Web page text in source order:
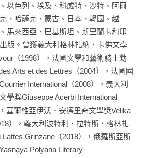
以色列、埃及、科威特、沙特、阿爾
、哈薩克、蒙古、日本、韓國、越
馬來西亞、巴基斯坦、斯里蘭卡和印
版。曾獲義大利格林扎納．卡佛文學
（1998），法國文學和藝術騎士勳
Arts et des Lettres（2004），法國國
International（2008），義大利
學獎Giuseppe Acerbi International
塞爾維亞伊沃．安德里奇文學獎Velika
），義大利波特利．拉特斯．格林扎
Grinzane（2018），俄羅斯亞斯
Polyana Literary